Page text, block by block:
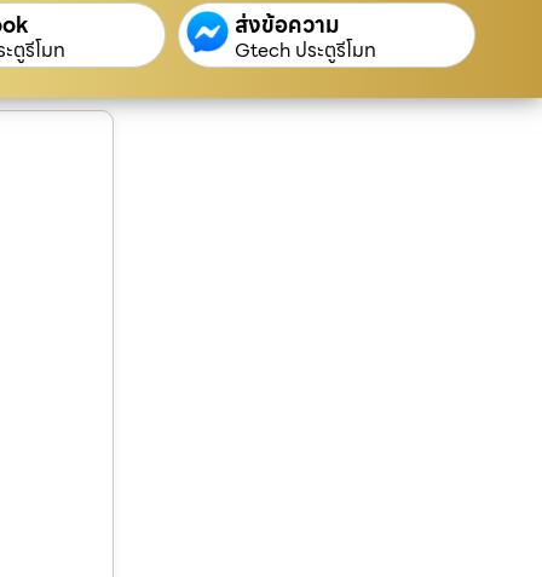
ตูรีโมท
ส่งข้อความ
Gtech ประตูรีโมท